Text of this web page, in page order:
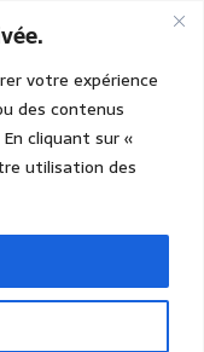
votre expérience
des contenus
cliquant sur «
utilisation des